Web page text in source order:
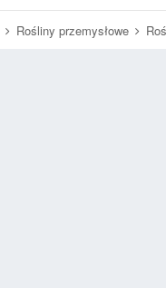
Rośliny przemysłowe